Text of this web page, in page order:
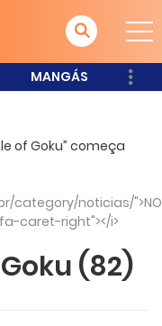
MANGÁS
of Goku” começa
noticias/
caret-right"></i>
(82)